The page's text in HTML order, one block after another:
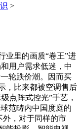
>
里的画质“卷王”进
用户需求低迷，中
轮跌价潮。因而买
，比来都被空调售后
点阵式控光”手艺，
范畴内中国度庭的
外，对于同样的市